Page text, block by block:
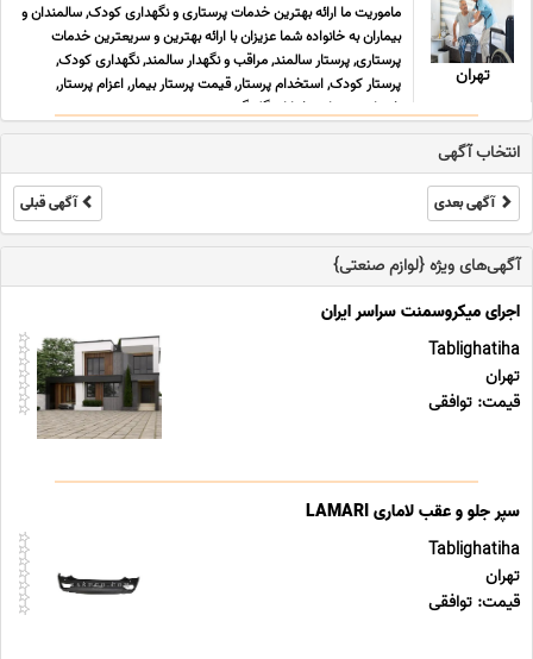
تهران
ماموریت ما ارائه بهترین خدمات پرستاری و نگهداری کودک, سالمندان و
بیماران به خانواده شما عزیزان با ارائه بهترین و سریعترین خدمات
پرستاری, پرستار سالمند, مراقب و نگهدار سالمند, نگهداری کودک,
پرستار کودک, استخدام پرستار, قیمت پرستار بیمار, اعزام پرستار,
خدمات پرستاری خیابان گلبرگ, ش ... ...
انتخاب آگهی
آگهی بعدی آگهی قبلی
آگهی‌های ویژه {لوازم صنعتی}
اجرای میکروسمنت سراسر ایران
Tablighatiha
تهران
قیمت: توافقی
سپر جلو و عقب لاماری LAMARI
Tablighatiha
تهران
قیمت: توافقی